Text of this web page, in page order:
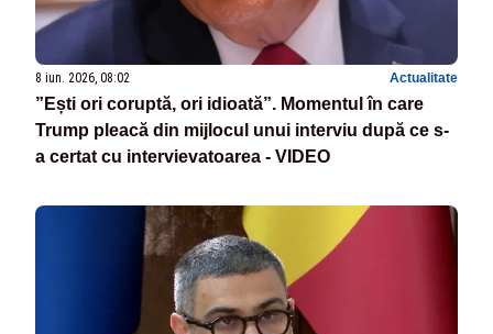
8 iun. 2026, 08:02 Actualitate
”Ești ori coruptă, ori idioată”. Momentul în care
Trump pleacă din mijlocul unui interviu după ce s-
a certat cu intervievatoarea - VIDEO